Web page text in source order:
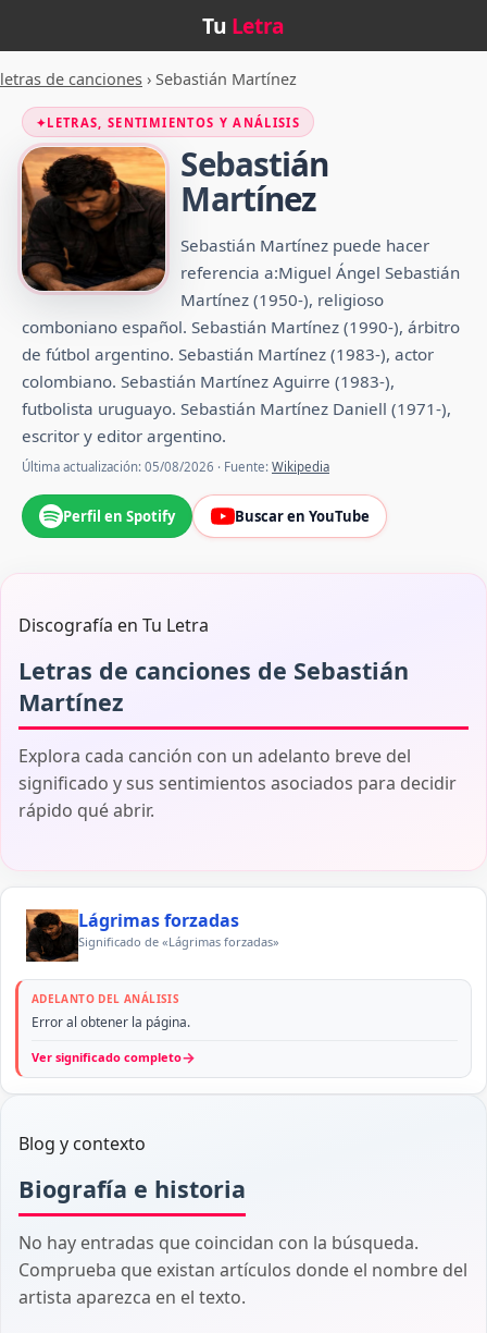
Tu Letra
letras de canciones › Sebastián Martínez
✦LETRAS, SENTIMIENTOS Y ANÁLISIS
Sebastián
Martínez
Sebastián Martínez puede hacer
referencia a:Miguel Ángel Sebastián
Martínez (1950-), religioso
comboniano español. Sebastián Martínez (1990-), árbitro
de fútbol argentino. Sebastián Martínez (1983-), actor
colombiano. Sebastián Martínez Aguirre (1983-),
futbolista uruguayo. Sebastián Martínez Daniell (1971-),
escritor y editor argentino.
Última actualización: 05/08/2026 · Fuente: Wikipedia
Perfil en Spotify Buscar en YouTube
Discografía en Tu Letra
Letras de canciones de Sebastián
Martínez
Explora cada canción con un adelanto breve del
significado y sus sentimientos asociados para decidir
rápido qué abrir.
Lágrimas forzadas
Significado de «Lágrimas forzadas»
ADELANTO DEL ANÁLISIS
Error al obtener la página.
Ver significado completo→
Blog y contexto
Biografía e historia
No hay entradas que coincidan con la búsqueda.
Comprueba que existan artículos donde el nombre del
artista aparezca en el texto.